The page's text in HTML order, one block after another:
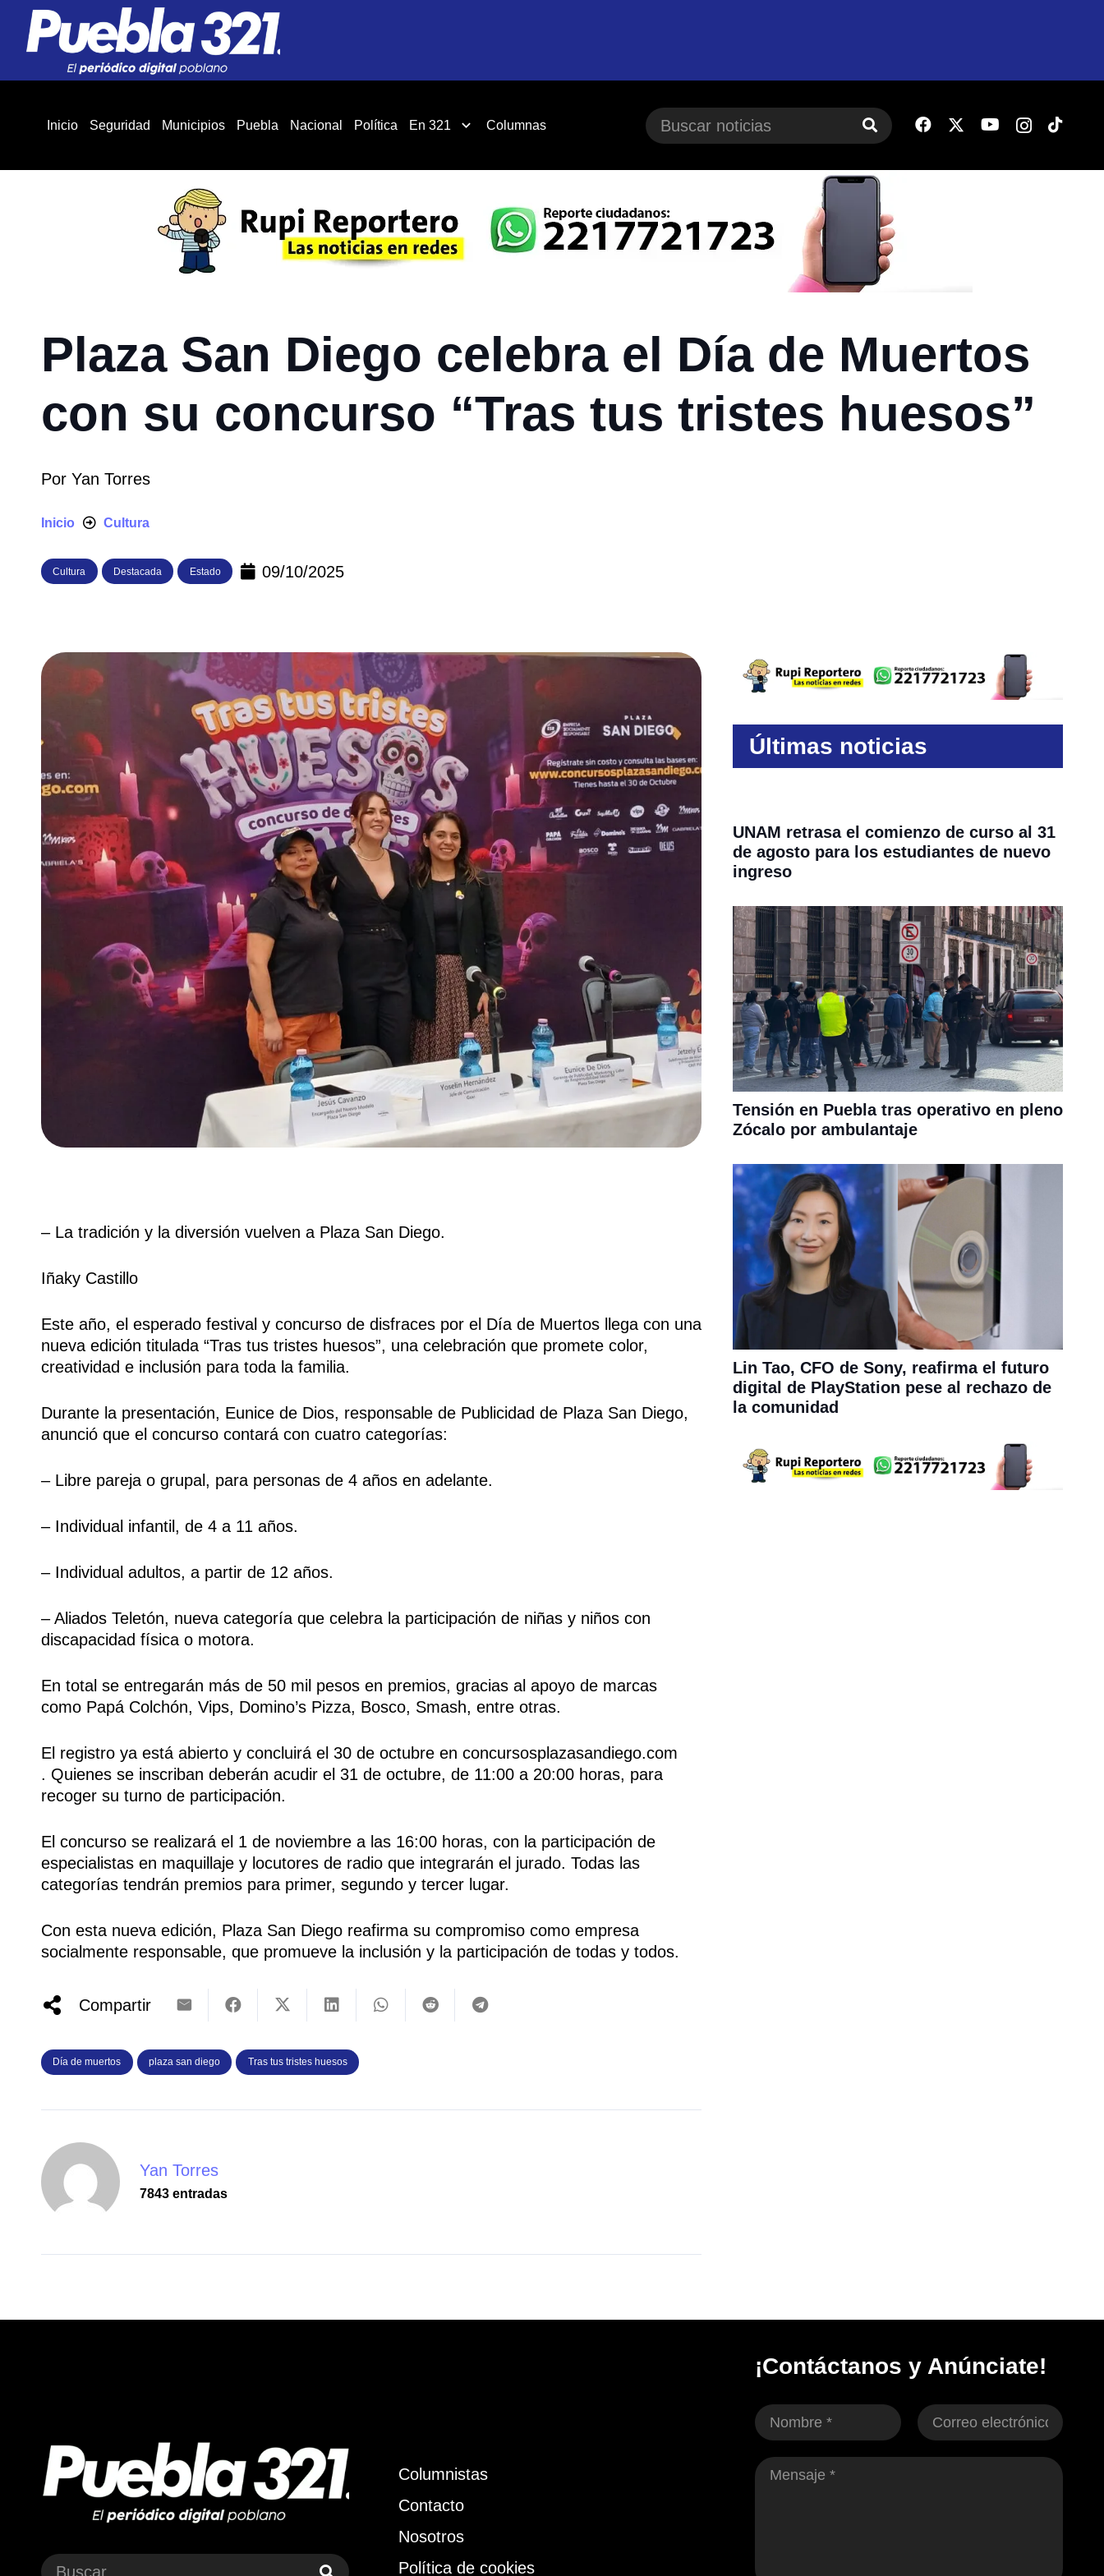
Inicio Seguridad Municipios Puebla Nacional Política En 321 Columnas
Plaza San Diego celebra el Día de Muertos
con su concurso “Tras tus tristes huesos”
Por Yan Torres
Inicio Cultura
Cultura Destacada Estado 09/10/2025
– La tradición y la diversión vuelven a Plaza San Diego.
Iñaky Castillo
Este año, el esperado festival y concurso de disfraces por el Día de Muertos llega con una
nueva edición titulada “Tras tus tristes huesos”, una celebración que promete color,
creatividad e inclusión para toda la familia.
Durante la presentación, Eunice de Dios, responsable de Publicidad de Plaza San Diego,
anunció que el concurso contará con cuatro categorías:
– Libre pareja o grupal, para personas de 4 años en adelante.
– Individual infantil, de 4 a 11 años.
– Individual adultos, a partir de 12 años.
– Aliados Teletón, nueva categoría que celebra la participación de niñas y niños con
discapacidad física o motora.
En total se entregarán más de 50 mil pesos en premios, gracias al apoyo de marcas
como Papá Colchón, Vips, Domino’s Pizza, Bosco, Smash, entre otras.
El registro ya está abierto y concluirá el 30 de octubre en concursosplazasandiego.com
. Quienes se inscriban deberán acudir el 31 de octubre, de 11:00 a 20:00 horas, para
recoger su turno de participación.
El concurso se realizará el 1 de noviembre a las 16:00 horas, con la participación de
especialistas en maquillaje y locutores de radio que integrarán el jurado. Todas las
categorías tendrán premios para primer, segundo y tercer lugar.
Con esta nueva edición, Plaza San Diego reafirma su compromiso como empresa
socialmente responsable, que promueve la inclusión y la participación de todas y todos.
Compartir
Día de muertos plaza san diego Tras tus tristes huesos
Yan Torres
7843 entradas
Últimas noticias
UNAM retrasa el comienzo de curso al 31
de agosto para los estudiantes de nuevo
ingreso
Tensión en Puebla tras operativo en pleno
Zócalo por ambulantaje
Lin Tao, CFO de Sony, reafirma el futuro
digital de PlayStation pese al rechazo de
la comunidad
Columnistas
Contacto
Nosotros
Política de cookies
¡Contáctanos y Anúnciate!